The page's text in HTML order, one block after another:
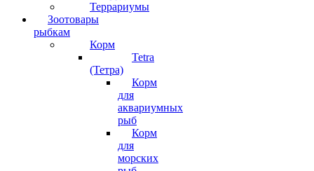
Террариумы
Зоотовары
рыбкам
Корм
Tetra
(Тетра)
Корм
для
аквариумных
рыб
Корм
для
морских